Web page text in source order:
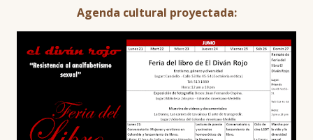
Agenda cultural proyectada: